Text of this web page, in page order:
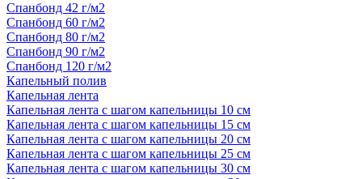
Спанбонд 42 г/м2
Спанбонд 60 г/м2
Спанбонд 80 г/м2
Спанбонд 90 г/м2
Спанбонд 120 г/м2
Капельный полив
Капельная лента
Капельная лента с шагом капельницы 10 см
Капельная лента с шагом капельницы 15 см
Капельная лента с шагом капельницы 20 см
Капельная лента с шагом капельницы 25 см
Капельная лента с шагом капельницы 30 см